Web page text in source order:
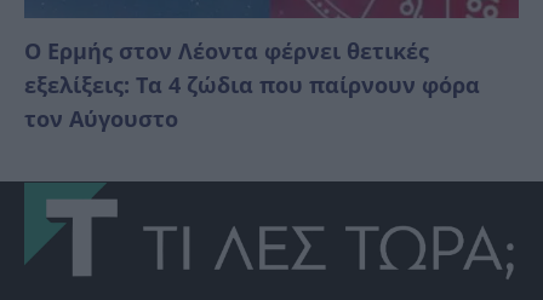
Ο Ερμής στον Λέοντα φέρνει θετικές
εξελίξεις: Τα 4 ζώδια που παίρνουν φόρα
τον Αύγουστο